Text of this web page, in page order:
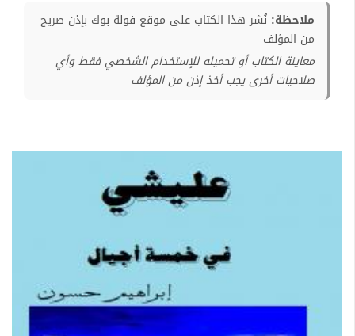
ملاحظة: نُشر هذا الكتاب على موقع فولة بوك بإذن صريح
من المؤلف
معاينة الكتاب أو تحميله للإستخدام الشخصي فقط وأي
صلاحيات أخرى يجب أخذ إذن من المؤلف